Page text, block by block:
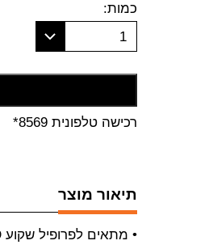
כמות:
1
רכישה טלפונית 8569*
תיאור מוצר
• מתאים לפרופיל שקוע RECESSED •גוון אור לבן חם (3000K)